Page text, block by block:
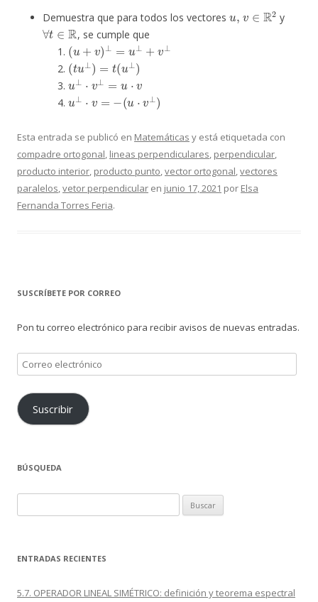
Demuestra que para todos los vectores
R2
y
∀t∈R
, se cumple que
(u +v) ⊥=u⊥ +v⊥
(tu ⊥)= u ⊥)
u⊥ v ⊥ =u⋅v
u ⊥ v= ⋅v ⊥
Esta entrada se publicó en Matemáticas y está etiquetada con
compadre ortogonal, lineas perpendiculares, perpendicular,
producto interior, producto punto,vector ortogonal,vectores
paralelos,vetor perpendicular en junio 17, 2021 por Elsa
Fernanda Torres Feria.
SUSCRÍBETE POR CORREO
Pon tu correo electrónico para recibir avisos de nuevas entradas.
Correo
electrónico
Suscribir
BÚSQUEDA
ENTRADAS RECIENTES
5.7. OPERADOR LINEAL SIMÉTRICO: definición y teorema espectral